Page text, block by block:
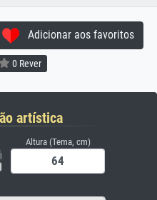
Adicionar aos favoritos
0 Rever
artística
Altura (Tema, cm)